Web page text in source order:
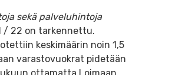
sekä palveluhintoja
/ 22 on tarkennettu.
keskimäärin noin 1,5
varastovuokrat pidetään